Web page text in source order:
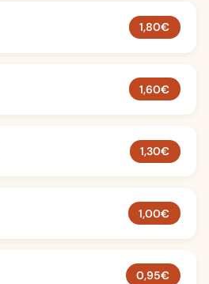
1,80€
1,60€
1,30€
1,00€
0,95€